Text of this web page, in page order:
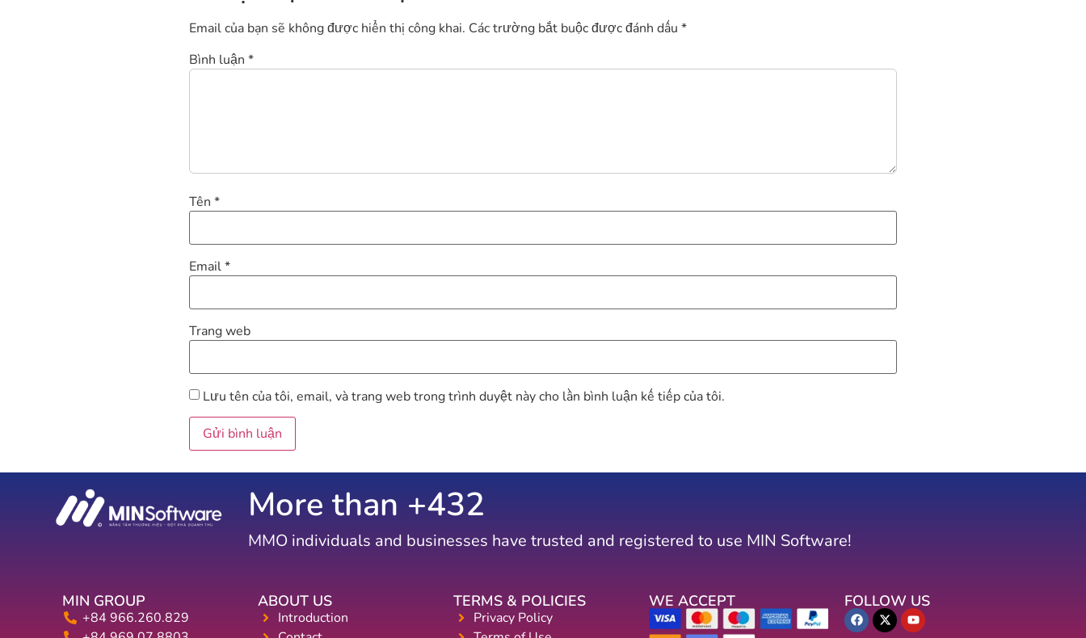
Email của bạn sẽ không được hiển thị công khai. Các trường bắt buộc được đánh dấu *
Bình luận *
Tên *
Email*
Trang web
Lưu tên của tôi, email, và trang web trong trình duyệt này cho lần bình luận kế tiếp của tôi.
MMO individuals and businesses have trusted and registered to use MIN Software!
More than +669
MIN GROUP
+84 966.260.829
ABOUT US
Introduction
TERMS & POLICIES
Privacy Policy
WE ACCEPT FOLLOW US